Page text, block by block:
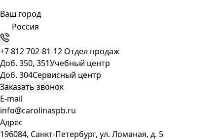
Ваш город
Россия
+7 812 702-81-12 Отдел продаж
Доб. 350, 351Учебный центр
Доб. 304Сервисный центр
Заказать звонок
E-mail
info@carolinaspb.ru
Адрес
196084, Санкт-Петербург, ул. Ломаная, д. 5